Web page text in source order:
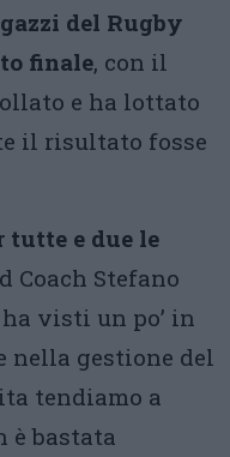
del Rugby
finale, con il
e ha lottato
il risultato fosse
tutte e due le
Coach Stefano
visti un po’ in
gestione del
tendiamo a
è bastata